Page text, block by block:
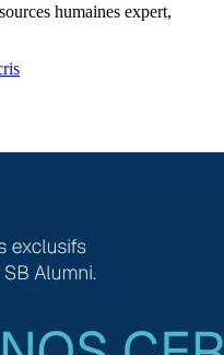
humaines expert,